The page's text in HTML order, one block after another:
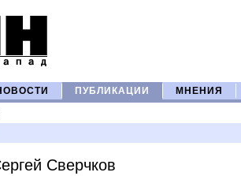
ПУБЛИКАЦИИ МНЕНИЯ
Сверчков